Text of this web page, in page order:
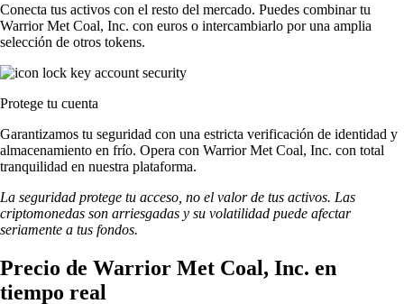
Conecta tus activos con el resto del mercado. Puedes combinar tu
Warrior Met Coal, Inc. con euros o intercambiarlo por una amplia
selección de otros tokens.
Protege tu cuenta
Garantizamos tu seguridad con una estricta verificación de identidad y
almacenamiento en frío. Opera con Warrior Met Coal, Inc. con total
tranquilidad en nuestra plataforma.
La seguridad protege tu acceso, no el valor de tus activos. Las
criptomonedas son arriesgadas y su volatilidad puede afectar
seriamente a tus fondos.
Precio de Warrior Met Coal, Inc. en
tiempo real